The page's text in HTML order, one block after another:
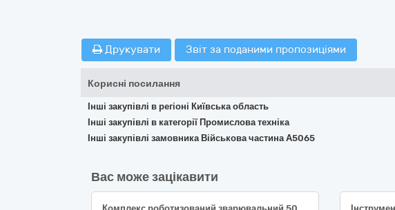
Друкувати Звіт за поданими пропозиціями
Корисні посилання
Інші закупівлі в регіоні Київська область
Інші закупівлі в категорії Промислова техніка
Інші закупівлі замовника Військова частина А5065
Вас може зацікавити